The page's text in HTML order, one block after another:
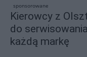
sponsorowane
Kierowcy z
do
każdą markę